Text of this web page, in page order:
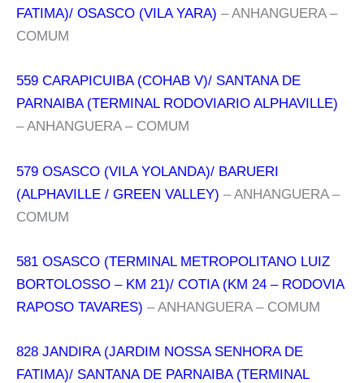
FATIMA)/ OSASCO (VILA YARA) – ANHANGUERA –
COMUM
559 CARAPICUIBA (COHAB V)/ SANTANA DE
PARNAIBA (TERMINAL RODOVIARIO ALPHAVILLE)
– ANHANGUERA – COMUM
579 OSASCO (VILA YOLANDA)/ BARUERI
(ALPHAVILLE / GREEN VALLEY) – ANHANGUERA –
COMUM
581 OSASCO (TERMINAL METROPOLITANO LUIZ
BORTOLOSSO – KM 21)/ COTIA (KM 24 – RODOVIA
RAPOSO TAVARES) – ANHANGUERA – COMUM
828 JANDIRA (JARDIM NOSSA SENHORA DE
FATIMA)/ SANTANA DE PARNAIBA (TERMINAL